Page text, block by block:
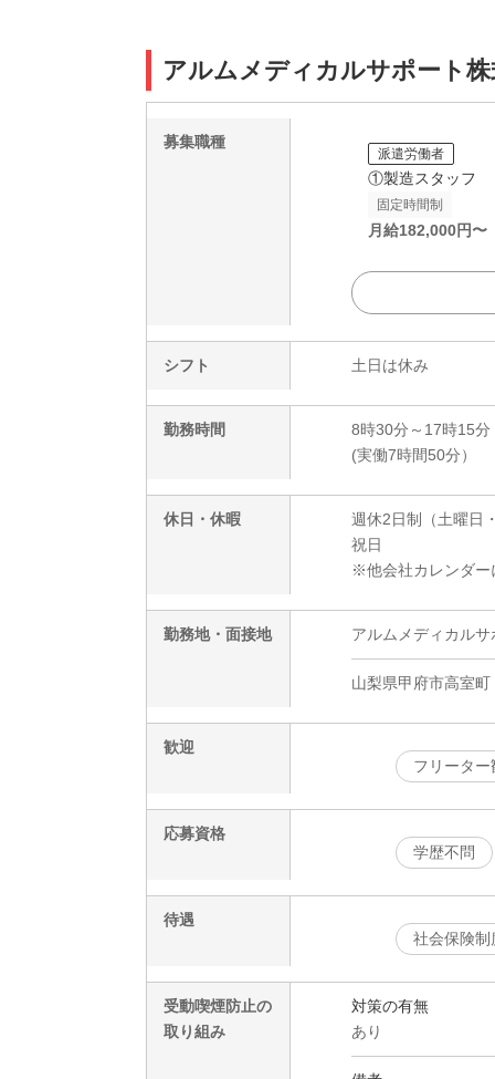
アルムメディカルサポート
募集職種
派遣労働者
①製造スタッフ
固定時間制
月給182,000円〜
シフト 土日は休み
勤務時間
8時30分～17時15分
(実働7時間50分）
休日・休暇
週休2日制（土曜日
祝日
※他会社カレンダー
勤務地・面接地 アルムメディカル
山梨県甲府市高室町
歓迎
フリーター
応募資格
学歴不問
待遇
社会保険制
受動喫煙防止の
取り組み
対策の有無
あり